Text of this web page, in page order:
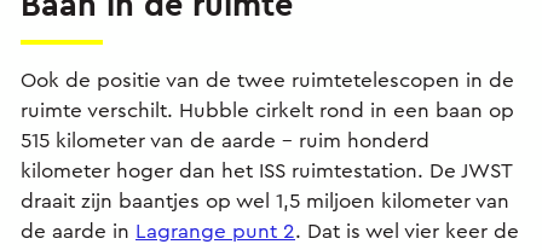
Ook de positie van de twee ruimtetelescopen in de
ruimte verschilt. Hubble cirkelt rond in een baan op
515 kilometer van de aarde - ruim honderd
kilometer hoger dan het ISS ruimtestation. De JWST
draait zijn baantjes op wel 1,5 miljoen kilometer van
de aarde in Lagrange punt 2. Dat is wel vier keer de